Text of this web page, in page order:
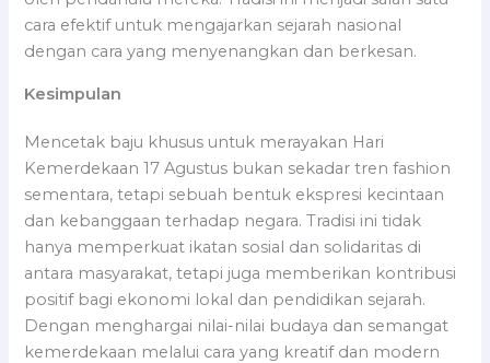
cara efektif untuk mengajarkan sejarah nasional
dengan cara yang menyenangkan dan berkesan.
Kesimpulan
Mencetak baju khusus untuk merayakan Hari
Kemerdekaan 17 Agustus bukan sekadar tren fashion
sementara, tetapi sebuah bentuk ekspresi kecintaan
dan kebanggaan terhadap negara. Tradisi ini tidak
hanya memperkuat ikatan sosial dan solidaritas di
antara masyarakat, tetapi juga memberikan kontribusi
positif bagi ekonomi lokal dan pendidikan sejarah.
Dengan menghargai nilai-nilai budaya dan semangat
kemerdekaan melalui cara yang kreatif dan modern